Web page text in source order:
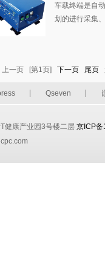
车载终端是自
划的进行采集
上一页 [第1页] 下一页 尾页
Qseven
健康产业园3号楼二层 京ICP